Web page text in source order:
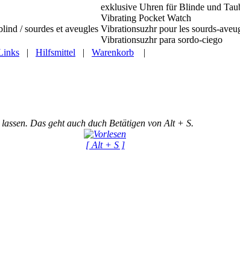
/ sourdes et aveugles
exklusive Uhren für Blinde und
Vibrating Pocket Watch
Vibrationsuzhr pour les sourds-
Vibrationsuzhr para sordo-ciego
| Hilfsmittel | Warenkorb |
Das geht auch duch Betätigen von Alt + S.
[ Alt + S ]